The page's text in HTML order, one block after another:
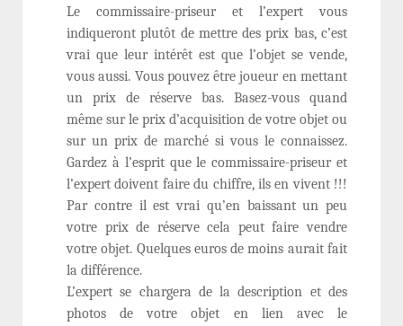
Le commissaire-priseur et l’expert vous
indiqueront plutôt de mettre des prix bas, c’est
vrai que leur intérêt est que l’objet se vende,
vous aussi. Vous pouvez être joueur en mettant
un prix de réserve bas. Basez-vous quand
même sur le prix d’acquisition de votre objet ou
sur un prix de marché si vous le connaissez.
Gardez à l’esprit que le commissaire-priseur et
l’expert doivent faire du chiffre, ils en vivent !!!
Par contre il est vrai qu’en baissant un peu
votre prix de réserve cela peut faire vendre
votre objet. Quelques euros de moins aurait fait
la différence.
L’expert se chargera de la description et des
photos de votre objet en lien avec le